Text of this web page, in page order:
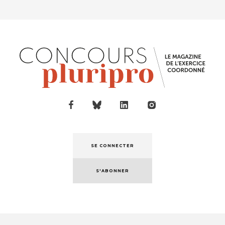
SE CONNECTER
S'ABONNER